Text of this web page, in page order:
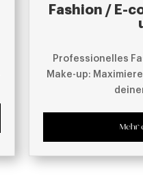
Fashion / E-
Professionelles
Make-up:
Mehr